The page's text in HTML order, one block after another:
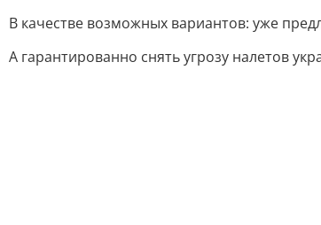
В качестве возможных вариантов: уже
А гарантированно снять угрозу налетов